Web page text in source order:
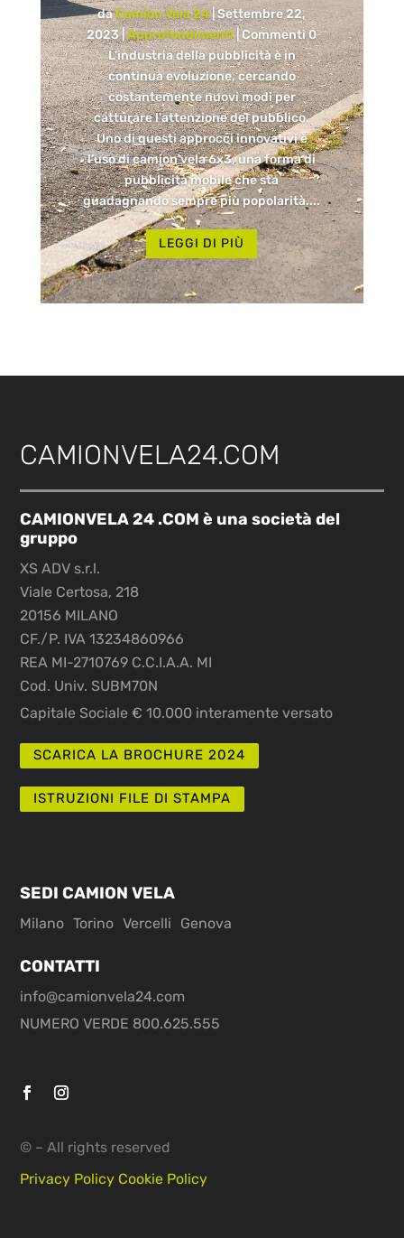
daCamion Vela 24|Settembre 22,
2023|Approfondimenti| Commenti 0
L'industria della pubblicità è in
continua evoluzione, cercando
costantemente nuovi modi per
catturare l'attenzione del pubblico.
Uno di questi approcci innovativi è
l'uso di camion vela 6x3, una forma di
pubblicità mobile che sta
guadagnando sempre più popolarità....
LEGGI DI PIÙ
CAMIONVELA24.COM
CAMIONVELA 24 .COM è una società del
gruppo
XS ADV s.r.l.
Viale Certosa, 218
20156 MILANO
CF./P. IVA 13234860966
REA MI-2710769 C.C.I.A.A. MI
Cod. Univ. SUBM70N
Capitale Sociale € 10.000 interamente versato
SCARICA LA BROCHURE 2024
ISTRUZIONI FILE DI STAMPA
SEDI CAMION VELA
Milano Torino Vercelli Genova
CONTATTI
info@camionvela24.com
NUMERO VERDE 800.625.555
© – All rights reserved
Privacy Policy Cookie Policy